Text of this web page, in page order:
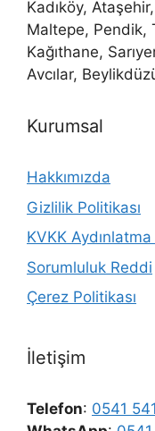
Kadıköy,
Maltepe, Pendik,
Kağıthane,
Avcılar,
Kurumsal
Hakkımızda
Gizlilik Politikası
KVKK
Sorumluluk Reddi
Çerez Politikası
İletişim
Telefon: 0541